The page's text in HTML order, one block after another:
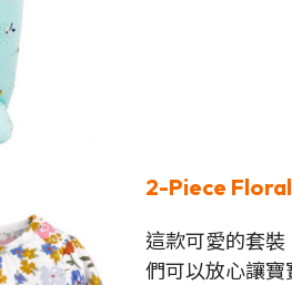
2-Piece
這款可愛的套
們可以放心讓寶